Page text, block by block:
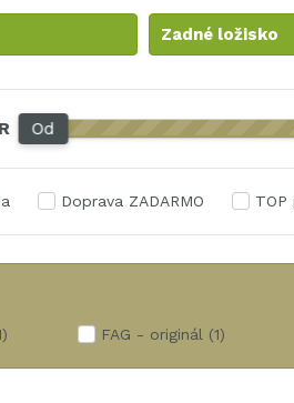
Zadné ložisko
Od
Doprava ZADARMO
FAG - originál (1)